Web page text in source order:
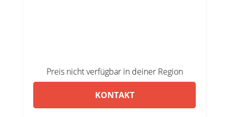
Preis nicht verfügbar in deiner Region
KONTAKT